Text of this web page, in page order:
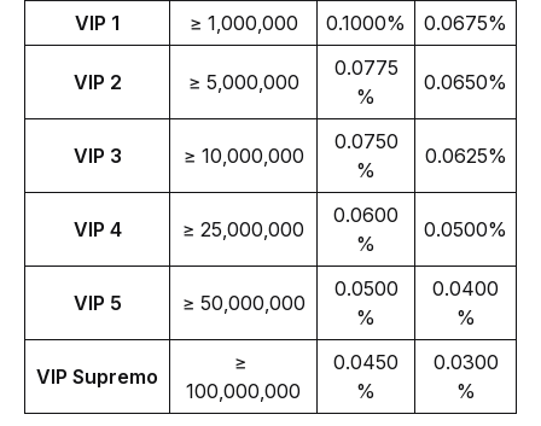
VIP 1
≥ 1,000,000 0.1000% 0.0675%
VIP 2 ≥ 5,000,000
0.0775
%
0.0650%
VIP 3 ≥ 10,000,000
0.0750
%
0.0625%
VIP 4 ≥ 25,000,000
0.0600
%
0.0500%
VIP 5 ≥ 50,000,000
0.0500
%
0.0400
%
VIP Supremo
≥
100,000,000
0.0450
%
0.0300
%